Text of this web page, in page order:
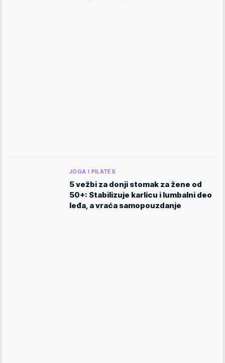
JOGA I PILATES
5 vežbi za donji stomak za žene od
50+: Stabilizuje karlicu i lumbalni deo
leđa, a vraća samopouzdanje